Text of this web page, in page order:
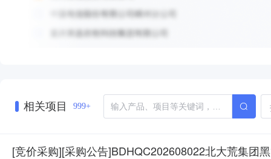
相关项目 999+
[竞价采购][采购公告]BDHQC202608022北大荒集团